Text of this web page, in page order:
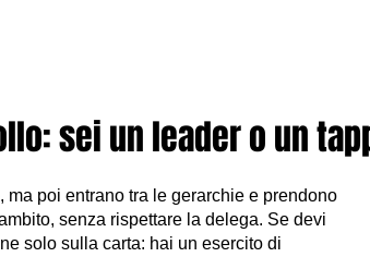
sei un leader o un
poi entrano tra le gerarchie e prendono
senza rispettare la delega. Se devi
solo sulla carta: hai un esercito di